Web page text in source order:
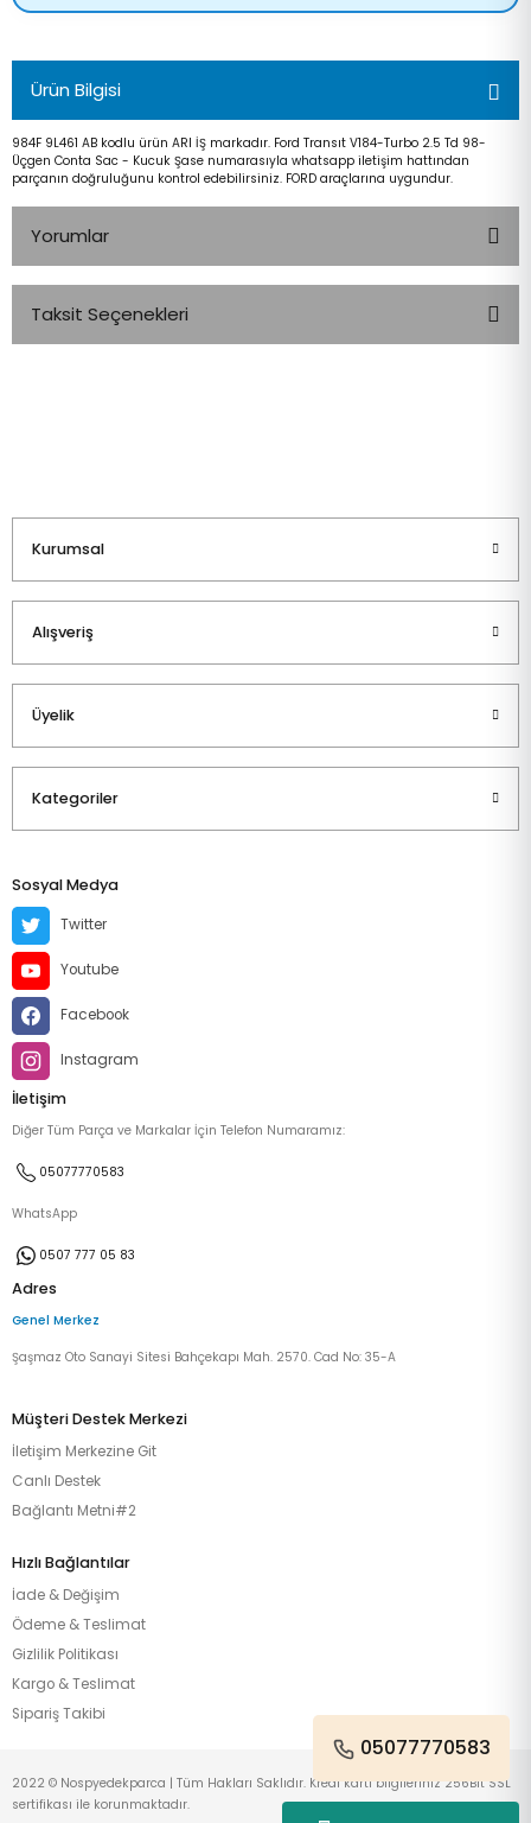
Ürün Bilgisi
984F 9L461 AB kodlu ürün ARI İŞ markadır. Ford Transıt V184-Turbo 2.5 Td 98-
Üçgen Conta Sac - Kucuk Şase numarasıyla whatsapp iletişim hattından
parçanın doğruluğunu kontrol edebilirsiniz. FORD araçlarına uygundur.
Yorumlar
Taksit Seçenekleri
Kurumsal
Alışveriş
Üyelik
Kategoriler
Sosyal Medya
Twitter
Youtube
Facebook
Instagram
İletişim
Diğer Tüm Parça ve Markalar İçin Telefon Numaramız:
05077770583
WhatsApp
0507 777 05 83
Adres
Genel Merkez
Şaşmaz Oto Sanayi Sitesi Bahçekapı Mah. 2570. Cad No: 35-A
Müşteri Destek Merkezi
İletişim Merkezine Git
Canlı Destek
Bağlantı Metni#2
Hızlı Bağlantılar
İade & Değişim
Ödeme & Teslimat
Gizlilik Politikası
Kargo & Teslimat
Sipariş Takibi
05077770583
2022 © Nospyedekparca | Tüm Hakları Saklıdır. Kredi kartı bilgileriniz 256Bit SSL
sertifikası ile korunmaktadır.